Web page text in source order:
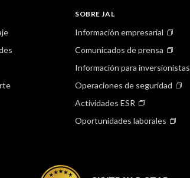
SOBRE JAL
Información empresarial
Comunicados de prensa
Información para inversionistas
Operaciones de seguridad
Actividades ESR
Oportunidades laborales